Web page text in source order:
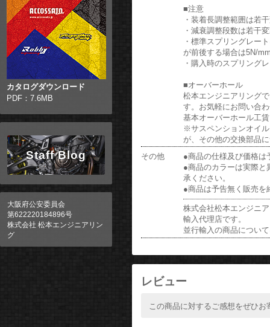
カタログダウンロード
PDF：7.6MB
Staff Blog
大阪府公安委員会
第622220184896号
株式会社 松本エンジニアリン
グ
■注意
・装着長調整範囲は若
・減衰調整段数は若干
・標準スプリングレー
が前後する場合は5N/
・購入時のスプリング
■オーバーホール
松本エンジニアリング
す。お気軽にお問い合
基本オーバーホール工
※サスペンションオイ
が、その他の交換部品
その他
●商品の仕様及び価格は
●商品のカラーは実際と
承ください。
●商品は予告無く販売を
株式会社松本エンジニ
輸入代理店です。
並行輸入の商品につい
レビュー
この商品に対するご感想をぜひお